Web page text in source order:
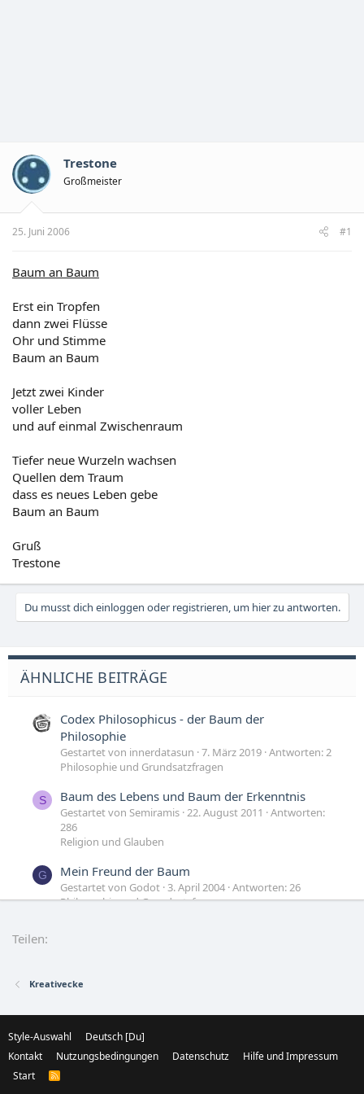
Trestone
Großmeister
25. Juni 2006 #1
Baum an Baum
Erst ein Tropfen
dann zwei Flüsse
Ohr und Stimme
Baum an Baum
Jetzt zwei Kinder
voller Leben
und auf einmal Zwischenraum
Tiefer neue Wurzeln wachsen
Quellen dem Traum
dass es neues Leben gebe
Baum an Baum
Gruß
Trestone
Du musst dich einloggen oder registrieren, um hier zu antworten.
ÄHNLICHE BEITRÄGE
Codex Philosophicus - der Baum der
Philosophie
Gestartet von innerdatasun 7. März 2019 Antworten: 2
Philosophie und Grundsatzfragen
S Baum des Lebens und Baum der Erkenntnis
Gestartet von Semiramis 22. August 2011
Antworten:
286
Religion und Glauben
G Mein Freund der Baum
Gestartet von Godot 3. April 2004 Antworten: 26
Philosophie und Grundsatzfragen
K
Teilen:
Kreativecke
Style-Auswahl
Deutsch [Du]
Kontakt
Nutzungsbedingungen Datenschutz
Hilfe und Impressum
Start
R